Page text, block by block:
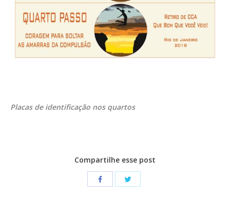
Placas de identificação nos quartos
Compartilhe esse post